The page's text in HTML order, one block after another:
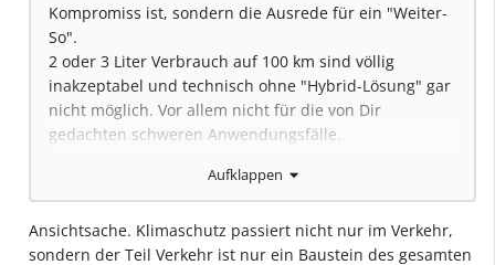
Kompromiss ist, sondern die Ausrede für ein "Weiter-
So".
2 oder 3 Liter Verbrauch auf 100 km sind völlig
inakzeptabel und technisch ohne "Hybrid-Lösung" gar
nicht möglich. Vor allem nicht für die von Dir
gedachten schweren Anwendungsfälle.
Aufklappen
Ansichtsache. Klimaschutz passiert nicht nur im Verkehr,
sondern der Teil Verkehr ist nur ein Baustein des gesamten